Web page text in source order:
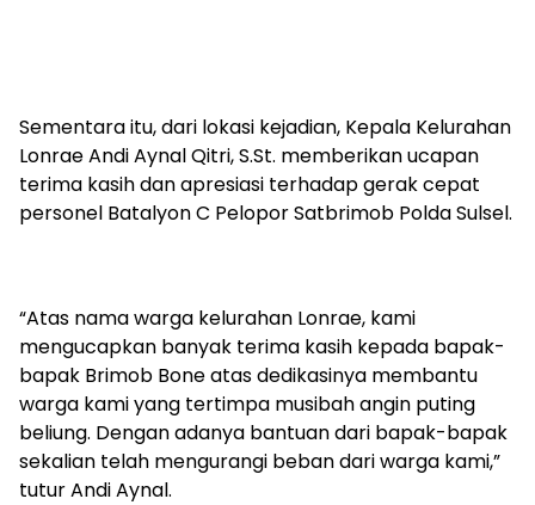
Sementara itu, dari lokasi kejadian, Kepala Kelurahan
Lonrae Andi Aynal Qitri, S.St. memberikan ucapan
terima kasih dan apresiasi terhadap gerak cepat
personel Batalyon C Pelopor Satbrimob Polda Sulsel.
“Atas nama warga kelurahan Lonrae, kami
mengucapkan banyak terima kasih kepada bapak-
bapak Brimob Bone atas dedikasinya membantu
warga kami yang tertimpa musibah angin puting
beliung. Dengan adanya bantuan dari bapak-bapak
sekalian telah mengurangi beban dari warga kami,”
tutur Andi Aynal.